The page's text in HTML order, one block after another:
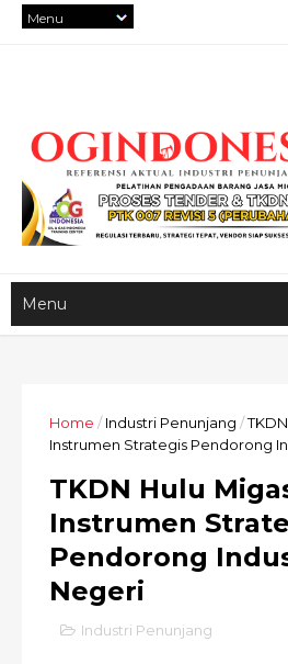
Home / Industri Penunjang /
Instrumen Strategis Pendorong
TKDN Hulu
Instrumen
Pendorong
Negeri
Industri Penunjang